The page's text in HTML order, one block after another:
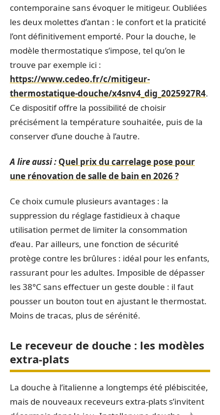
contemporaine sans évoquer le mitigeur. Oubliées
les deux molettes d’antan : le confort et la praticité
l’ont définitivement emporté. Pour la douche, le
modèle thermostatique s’impose, tel qu’on le
trouve par exemple ici :
https://www.cedeo.fr/c/mitigeur-
thermostatique-douche/x4snv4_dig_2025927R4.
Ce dispositif offre la possibilité de choisir
précisément la température souhaitée, puis de la
conserver d’une douche à l’autre.
A lire aussi : Quel prix du carrelage pose pour
une rénovation de salle de bain en 2026 ?
Ce choix cumule plusieurs avantages : la
suppression du réglage fastidieux à chaque
utilisation permet de limiter la consommation
d’eau. Par ailleurs, une fonction de sécurité
protège contre les brûlures : idéal pour les enfants,
rassurant pour les adultes. Imposible de dépasser
les 38°C sans effectuer un geste double : il faut
pousser un bouton tout en ajustant le thermostat.
Moins de tracas, plus de sérénité.
Le receveur de douche : les modèles
extra-plats
La douche à l’italienne a longtemps été plébiscitée,
mais de nouveaux receveurs extra-plats s’invitent